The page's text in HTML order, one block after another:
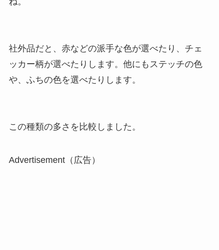
社外品だと、赤などの派手な色が選べたり、チェ
ッカー柄が選べたりします。他にもステッチの色
や、ふちの色を選べたりします。
この種類の多さを比較しました。
Advertisement（広告）